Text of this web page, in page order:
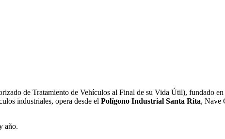
de Tratamiento de Vehículos al Final de su Vida Útil), fundado
industriales, opera desde el Polígono Industrial Santa Rita, Nave
año.